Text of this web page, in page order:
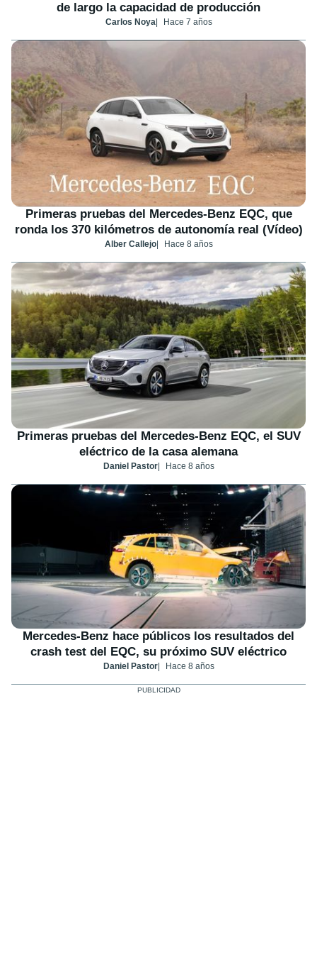
de largo la capacidad de producción
Carlos Noya Hace 7 años
Primeras pruebas del Mercedes-Benz EQC, que
ronda los 370 kilómetros de autonomía real (Vídeo)
Alber Callejo Hace 8 años
Primeras pruebas del Mercedes-Benz EQC, el SUV
eléctrico de la casa alemana
Daniel Pastor Hace 8 años
Mercedes-Benz hace públicos los resultados del
crash test del EQC, su próximo SUV eléctrico
Daniel Pastor Hace 8 años